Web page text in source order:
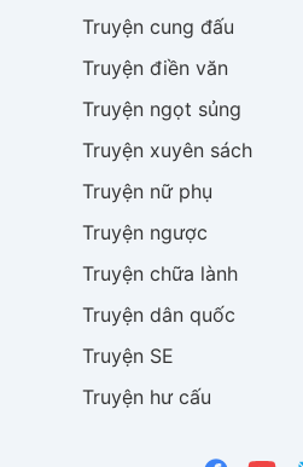
Truyện cung đấu
Truyện điền văn
Truyện ngọt sủng
Truyện xuyên sách
Truyện nữ phụ
Truyện ngược
Truyện chữa lành
Truyện dân quốc
Truyện SE
Truyện hư cấu